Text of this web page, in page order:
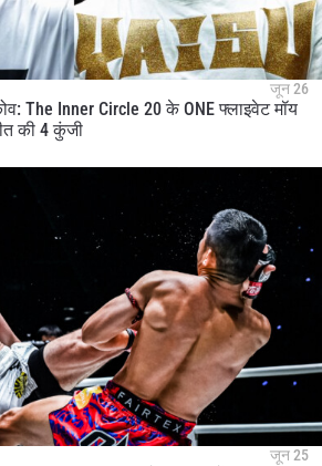
जून 26
The Inner Circle 20 के ONE फ्लाइवेट मॉय
की 4 कुंजी
जून 25